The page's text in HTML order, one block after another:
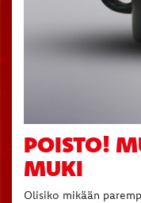
POISTO!
MUKI
Olisiko mikään